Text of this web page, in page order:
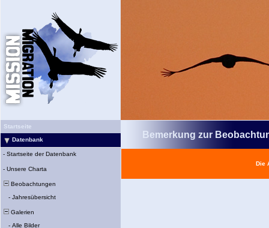
Startseite
Datenbank
- Startseite der Datenbank
- Unsere Charta
Beobachtungen
- Jahresübersicht
Galerien
- Alle Bilder
Bemerkung zur
Die